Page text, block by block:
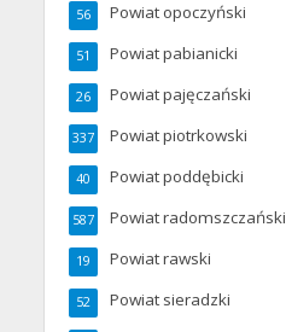
Powiat opoczyński
56
Powiat pabianicki
51
Powiat pajęczański
26
Powiat piotrkowski
337
Powiat poddębicki
40
Powiat radomszczański
587
Powiat rawski
19
Powiat sieradzki
52